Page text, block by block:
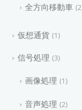
全方向移動車 2
仮想通貨 1
信号処理 3
画像処理 1
音声処理 2